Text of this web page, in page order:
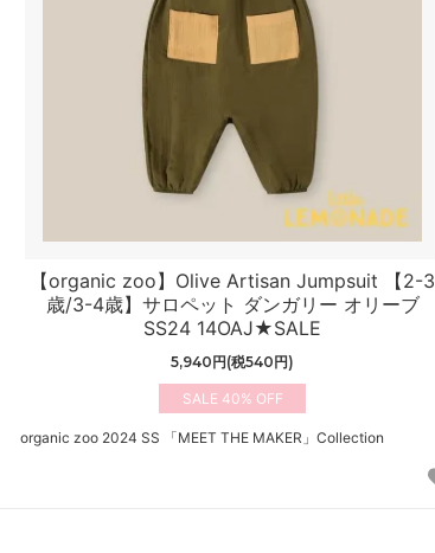
【organic zoo】Olive Artisan Jumpsuit 【2-3
歳/3-4歳】サロペット ダンガリー オリーブ
SS24 14OAJ★SALE
5,940円(税540円)
40%
organic zoo 2024 SS 「MEET THE MAKER」Collection